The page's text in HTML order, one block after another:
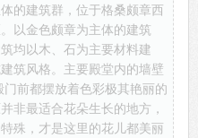
的建筑群，位于格桑颇章西
以金色颇章为主体的建筑
均以木、石为主要材料建
筑风格。主要殿堂内的墙壁
门前都摆放着色彩极其艳丽的
非最适合花朵生长的地方，
殊，才是这里的花儿都美丽